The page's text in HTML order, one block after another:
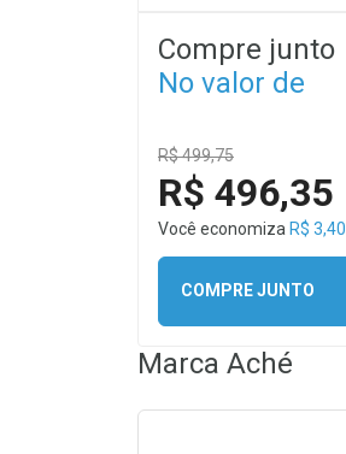
Compre junto
No valor de
R$ 499,75
R$ 496,35
Você economiza R$ 3,40
COMPRE JUNTO
Marca Aché